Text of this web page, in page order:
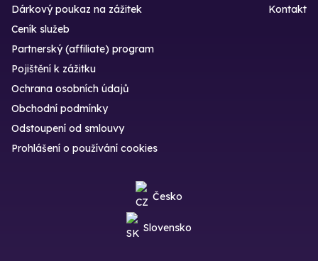
Dárkový poukaz na zážitek
Kontakt
Ceník služeb
Partnerský (affiliate) program
Pojištění k zážitku
Ochrana osobních údajů
Obchodní podmínky
Odstoupení od smlouvy
Prohlášení o používání cookies
Česko
Slovensko